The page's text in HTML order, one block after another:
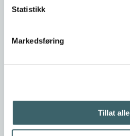
Statistikk
Markedsføring
Tillat alle